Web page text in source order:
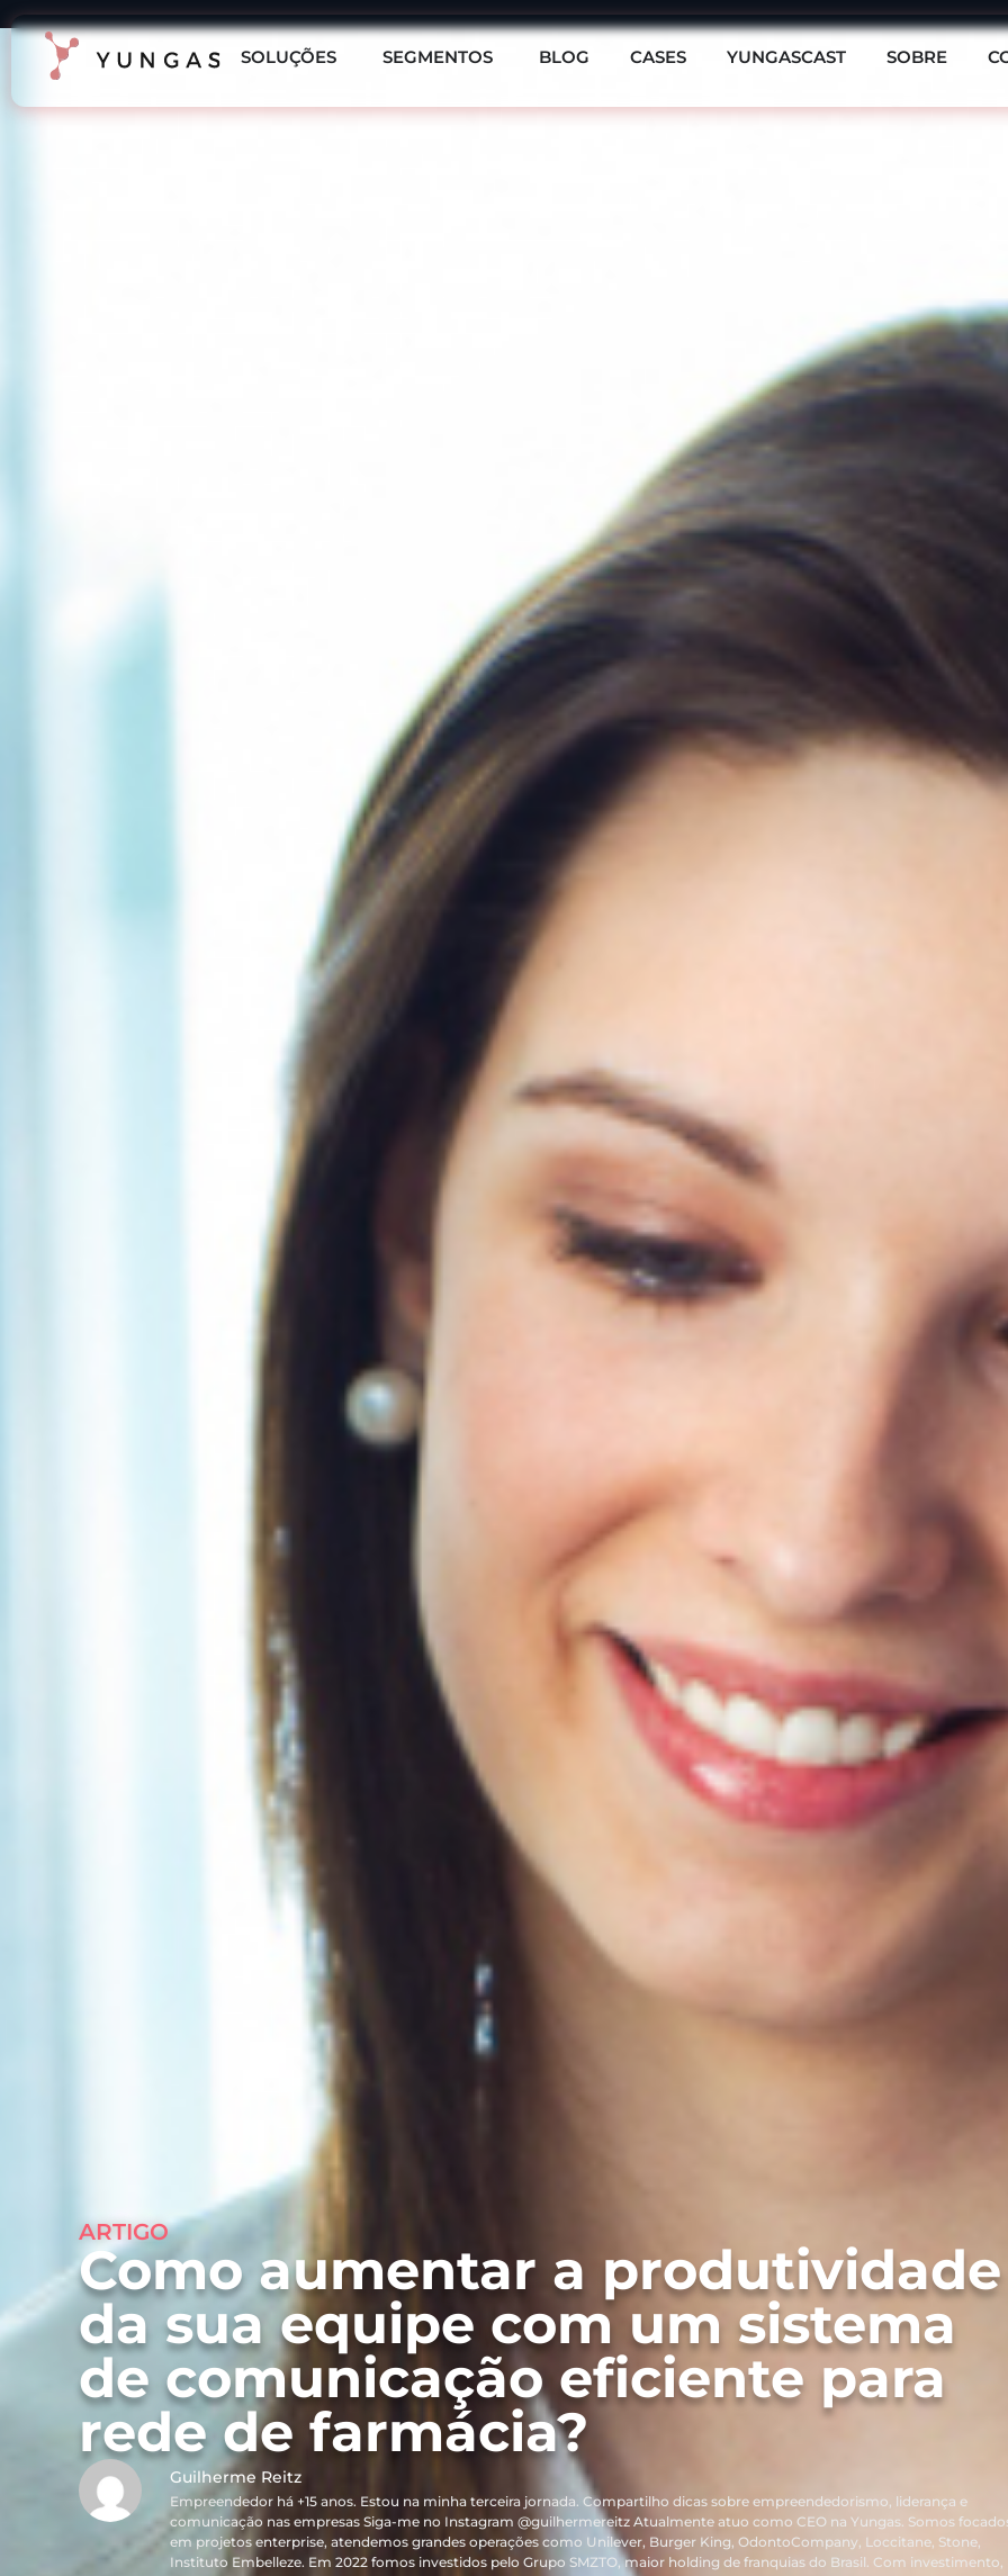
SOLUÇÕES SEGMENTOS BLOG CASES YUNGASCAST SOBRE
ARTIGO
Como aumentar a produtividade
da sua equipe com um sistema
de comunicação eficiente para
rede de farmácia?
Guilherme Reitz
Empreendedor há +15 anos. Estou na minha terceira jornada. Compartilho dicas sobre empreendedorismo, liderança e
comunicação nas empresas Siga-me no Instagram @guilhermereitz Atualmente atuo como CEO na Yungas. Somos
em projetos enterprise, atendemos grandes operações como Unilever, Burger King, OdontoCompany, Loccitane, Stone,
Instituto Embelleze. Em 2022 fomos investidos pelo Grupo SMZTO, maior holding de franquias do Brasil. Com investimento,